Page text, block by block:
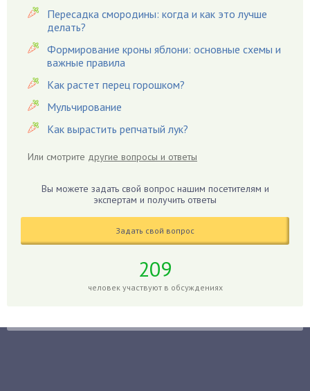
Вредители
Гардения
Гацания
Гвоздики
Георгины
Герань
Гиацинт
Гиппеаструм
Годжи
Голубика
Пересадка смородины: когда и как это лучше
делать?
Формирование кроны яблони: основные схемы и
важные правила
Как растет перец горошком?
Мульчирование
Как вырастить репчатый лук?
Или смотрите другие вопросы и ответы
Вы можете задать свой вопрос нашим посетителям и
экспертам и получить ответы
Задать свой вопрос
209
человек участвуют в обсуждениях